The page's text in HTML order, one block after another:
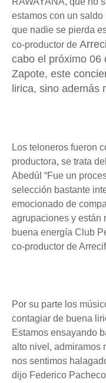
estamos con un
que nadie se pierda
co-productor de
cabo el próximo 06
Zapote, este
lirica, sino además
Los teloneros fueron
productora, se trata
Abedúl “Fue un
selección bastante
emocionado de
agrupaciones y están
buena energía Club
co-productor de
Por su parte los
contagiar de buena
Estamos ensayando
alto nivel, admiramos
nos sentimos
dijo Federico